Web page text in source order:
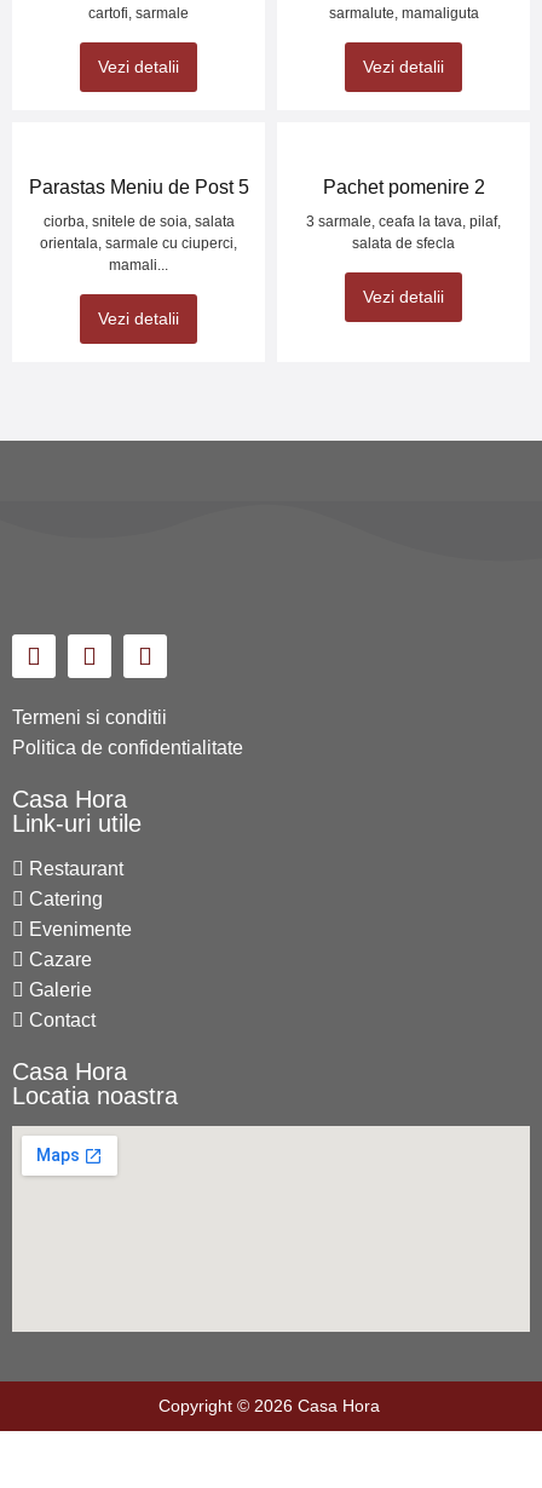
cartofi, sarmale
Vezi detalii
sarmalute, mamaliguta
Vezi detalii
Parastas Meniu de Post 5
ciorba, snitele de soia, salata
orientala, sarmale cu ciuperci,
mamali...
Vezi detalii
Pachet pomenire 2
3 sarmale, ceafa la tava, pilaf,
salata de sfecla
Vezi detalii
Termeni si conditii
Politica de confidentialitate
Casa Hora
Link-uri utile
Restaurant
Catering
Evenimente
Cazare
Galerie
Contact
Casa Hora
Locatia noastra
Copyright © 2026 Casa Hora